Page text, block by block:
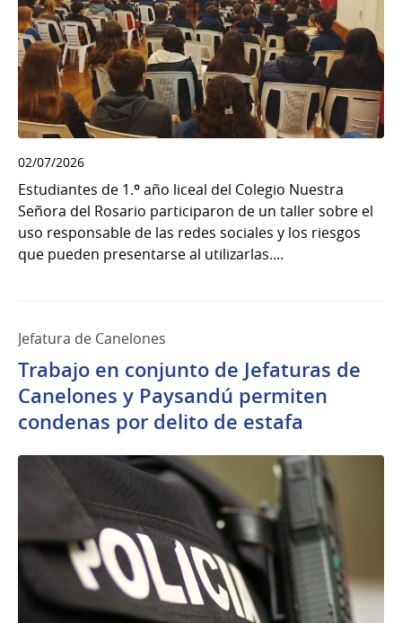
02/07/2026
Estudiantes de 1.º año liceal del Colegio Nuestra
Señora del Rosario participaron de un taller sobre el
uso responsable de las redes sociales y los riesgos
que pueden presentarse al utilizarlas....
Jefatura de Canelones
Trabajo en conjunto de Jefaturas de
Canelones y Paysandú permiten
condenas por delito de estafa